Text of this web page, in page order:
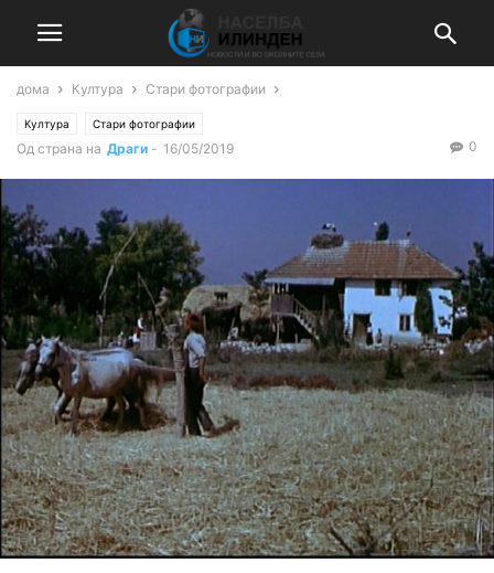
дома Култура Стари фотографии
Култура Стари фотографии
Од страна на Драги - 16/05/2019 0